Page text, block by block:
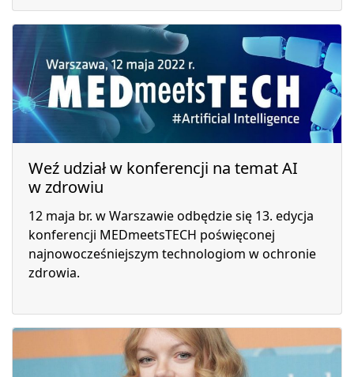
Weź udział w konferencji na temat AI
w zdrowiu
12 maja br. w Warszawie odbędzie się 13. edycja
konferencji MEDmeetsTECH poświęconej
najnowocześniejszym technologiom w ochronie
zdrowia.